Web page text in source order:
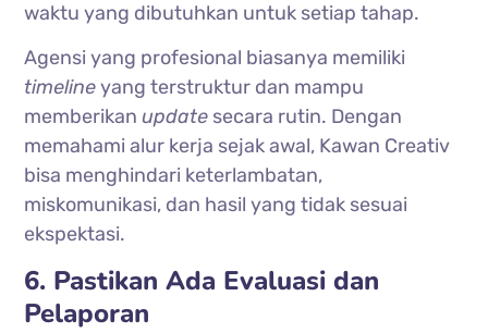
waktu yang dibutuhkan untuk setiap tahap.
Agensi yang profesional biasanya memiliki
timelineyang terstruktur dan mampu
memberikanupdate secara rutin. Dengan
memahami alur kerja sejak awal, Kawan Creativ
bisa menghindari keterlambatan,
miskomunikasi, dan hasil yang tidak sesuai
ekspektasi.
6. Pastikan Ada Evaluasi dan
Pelaporan